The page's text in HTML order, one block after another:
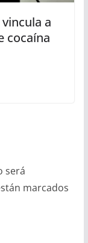
a
cocaína
será
marcados